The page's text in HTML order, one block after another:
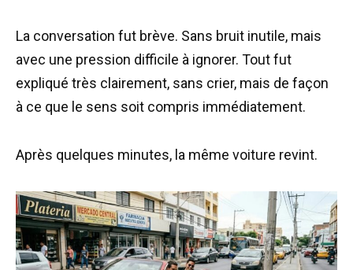
La conversation fut brève. Sans bruit inutile, mais
avec une pression difficile à ignorer. Tout fut
expliqué très clairement, sans crier, mais de façon
à ce que le sens soit compris immédiatement.
Après quelques minutes, la même voiture revint.